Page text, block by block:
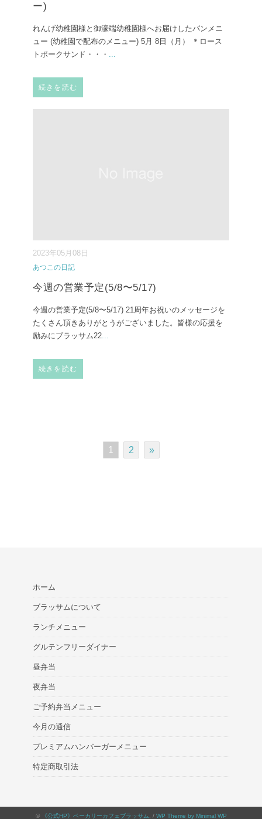
ー)
れんげ幼稚園様と御濠端幼稚園様へお届けしたパンメニ
ュー (幼稚園で配布のメニュー) ⁡5月 8日（月） ⁡＊ロース
トポークサンド・・・ ...
続きを読む
2023年05月08日
あつこの日記
今週の営業予定(5/8〜5/17)
今週の営業予定(5/8〜5/17) 21周年お祝いのメッセージを
たくさん頂きありがとうがございました。皆様の応援を
励みにブラッサム22...
続きを読む
1 2 »
ホーム
ブラッサムについて
ランチメニュー
グルテンフリーダイナー
昼弁当
夜弁当
ご予約弁当メニュー
今月の通信
プレミアムハンバーガーメニュー
特定商取引法
© 《公式HP》ベーカリーカフェブラッサム . / WP Theme by Minimal WP